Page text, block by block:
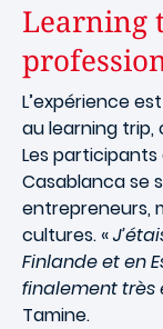
Learning
L’expérience
au learning trip,
Les participants
Casablanca se
entrepreneurs,
cultures. «
Finlande et en
finalement très
Tamine.